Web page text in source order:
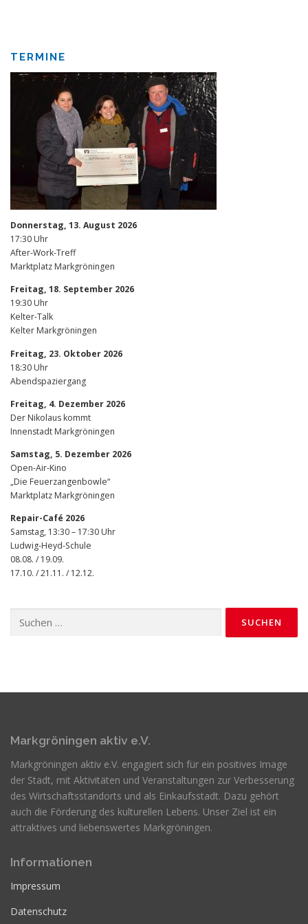
TERMINE
Donnerstag, 13. August 2026
17:30 Uhr
After-Work-Treff
Marktplatz Markgröningen
Freitag, 18. September 2026
19:30 Uhr
Kelter-Talk
Kelter Markgröningen
Freitag, 23. Oktober 2026
18:30 Uhr
Abendspaziergang
Freitag, 4. Dezember 2026
Der Nikolaus kommt
Innenstadt Markgröningen
Samstag, 5. Dezember 2026
Open-Air-Kino
„Die Feuerzangenbowle“
Marktplatz Markgröningen
Repair-Café 2026
Samstag, 13:30 – 17:30 Uhr
Ludwig-Heyd-Schule
08.08. / 19.09.
17.10. / 21.11. / 12.12.
nach:
Markgröningen aktiv e.V.
Markgröningen aktiv e.V. engagiert sich für ein positives Image
der Stadt, mit Aktivitäten und Veranstaltungen zur Verbesserung
des Wirtschaftsstandorts und als Einkaufsstadt. Dazu gehört
auch die Förderung des kulturellen Lebens. Unser Ziel ist ein
attraktives und liebenswertes Markgröningen.
Informationen
Impressum
Datenschutz